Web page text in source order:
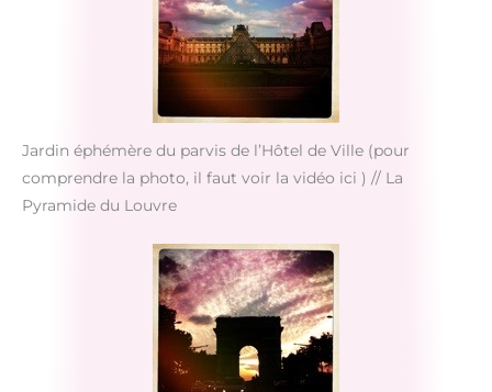
Jardin éphémère du parvis de l’Hôtel de Ville (pour
comprendre la photo, il faut voir la vidéo ici ) // La
Pyramide du Louvre